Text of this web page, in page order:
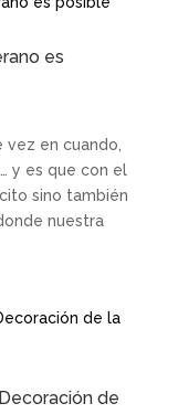
es
en cuando,
y es que con el
sino también
nuestra
de